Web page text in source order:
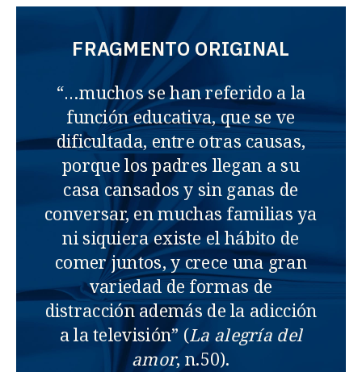
FRAGMENTO ORIGINAL
“…muchos se han referido a la
función educativa, que se ve
dificultada, entre otras causas,
porque los padres llegan a su
casa cansados y sin ganas de
conversar, en muchas familias ya
ni siquiera existe el hábito de
comer juntos, y crece una gran
variedad de formas de
distracción además de la adicción
a la televisión” (La alegría del
amor, n.50).